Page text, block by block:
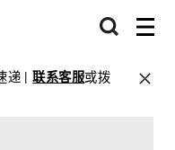
递 |联系客服或拨